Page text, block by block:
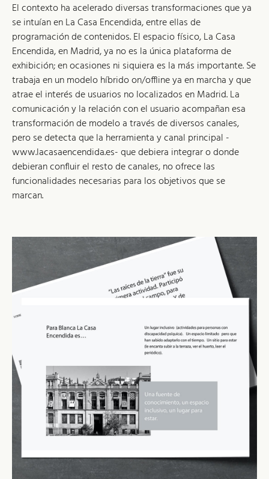
El contexto ha acelerado diversas transformaciones que ya
se intuían en La Casa Encendida, entre ellas de
programación de contenidos. El espacio físico, La Casa
Encendida, en Madrid, ya no es la única plataforma de
exhibición; en ocasiones ni siquiera es la más importante. Se
trabaja en un modelo híbrido on/offline ya en marcha y que
atrae el interés de usuarios no localizados en Madrid. La
comunicación y la relación con el usuario acompañan esa
transformación de modelo a través de diversos canales,
pero se detecta que la herramienta y canal principal -
www.lacasaencendida.es- que debiera integrar o donde
debieran confluir el resto de canales, no ofrece las
funcionalidades necesarias para los objetivos que se
marcan.